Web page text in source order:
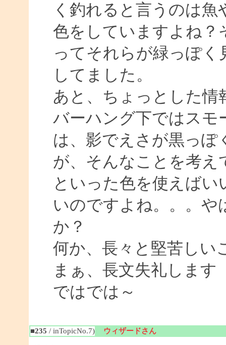
く釣れると言うのは
色をしていますよね？
ってそれらが緑っぽ
してました。
あと、ちょっとした情
バーハング下ではスモ
は、影でえさが黒っぽ
が、そんなことを考え
といった色を使えば
いのですよね。。。や
か？
何か、長々と堅苦しい
まぁ、長文失礼します
ではでは～
■235 / inTopicNo.7) ウィザードさん